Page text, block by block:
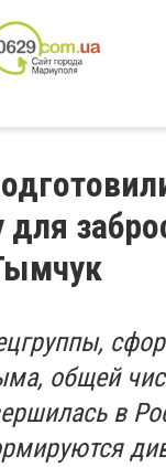
для
общей
в